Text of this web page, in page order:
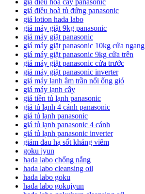
giá điều hoà tủ đứng panasonic
giá lotion hada labo
giá máy giặt 9kg panasonic
giá máy giặt panasonic
giá máy giặt panasonic 10kg cửa ngang
giá máy giặt panasonic 9kg cửa trên
giá máy giặt panasonic cửa trước
giá máy giặt panasonic inverter
giá máy lạnh âm trần nối ống gió
giá máy lạnh cây
giá tiền tủ lạnh panasonic
giá tủ lạnh 4 cánh panasonic
giá tủ lạnh panasonic
giá tủ lạnh panasonic 4 cánh
giá tủ lạnh panasonic inverter
giảm đau hạ sốt kháng viêm
goku jyun
hada labo chống nắng
hada labo cleansing oil
hada labo goku
hada labo gokujyun